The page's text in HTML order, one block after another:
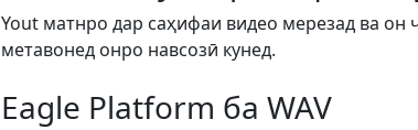
Yout матнро дар саҳифаи видео мерезад ва он
метавонед онро навсозӣ кунед.
Eagle Platform ба WAV